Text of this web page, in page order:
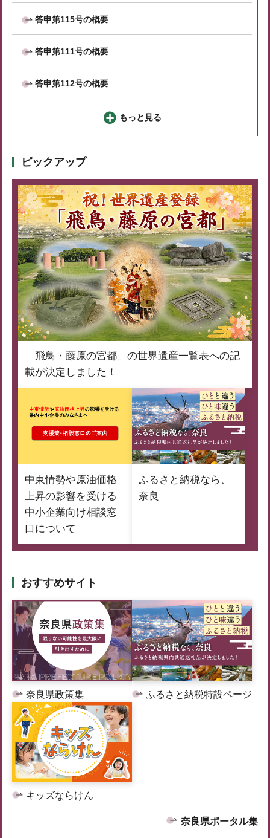
答申第115号の概要
答申第111号の概要
答申第112号の概要
もっと見る
ピックアップ
「飛鳥・藤原の宮都」の世界遺産一覧表への記
載が決定しました！
中東情勢や原油価格
上昇の影響を受ける
中小企業向け相談窓
口について
ふるさと納税なら、
奈良
おすすめサイト
奈良県政策集 ふるさと納税特設ページ
キッズならけん
奈良県ポータル集